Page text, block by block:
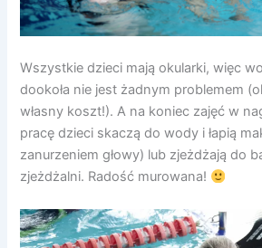
Wszystkie dzieci mają okularki, więc
dookoła nie jest żadnym problemem
własny koszt!). A na koniec zajęć w
pracę dzieci skaczą do wody i łapią
zanurzeniem głowy) lub zjeżdżają do
zjeżdżalni. Radość murowana!